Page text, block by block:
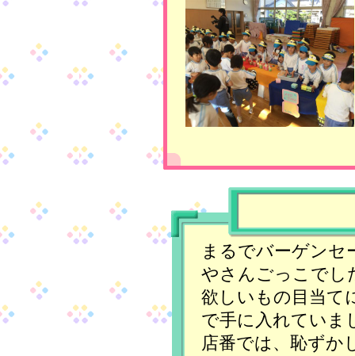
まるでバーゲンセ
やさんごっこでし
欲しいもの目当て
で手に入れていま
店番では、恥ずか